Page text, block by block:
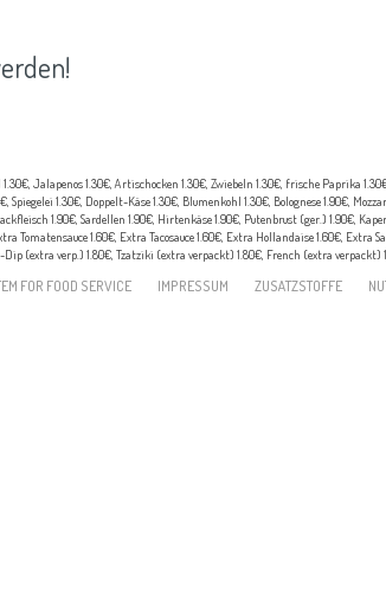
Jalapenos 1.30€, Artischocken 1.30€, Zwiebeln 1.30€, frische Paprika
1.30€, Doppelt-Käse 1.30€, Blumenkohl 1.30€, Bolognese 1.90€,
1.90€, Sardellen 1.90€, Hirtenkäse 1.90€, Putenbrust (ger.) 1.90€,
1.60€, Extra Tacosauce 1.60€, Extra Hollandaise 1.60€, Extra
(extra verp.) 1.80€, Tzatziki (extra verpackt) 1.80€, French (extra verpackt)
ZUSATZSTOFFE
IMPRESSUM
FOR FOOD SERVICE